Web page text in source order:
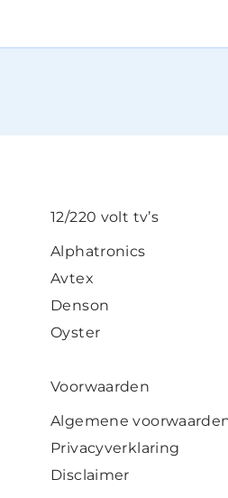
12/220 volt tv’s
Alphatronics
Avtex
Denson
Oyster
Voorwaarden
Algemene
Privacyverklaring
Disclaimer